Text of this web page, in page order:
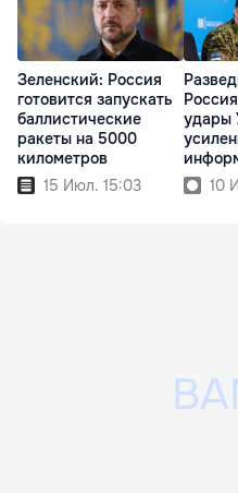
Зеленский: Россия
готовится запускать
баллистические
ракеты на 5000
километров
15 Июл. 15:03
удары
войны
10